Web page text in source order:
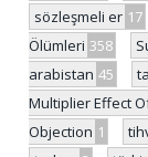
sözleşmeli er 17
Ölümleri 358
arabistan 45
Multiplier Effect
Objection 1